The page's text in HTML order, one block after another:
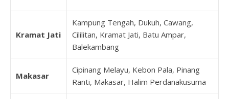
Kramat Jati
Kampung Tengah, Dukuh, Cawang,
Cililitan, Kramat Jati, Batu Ampar,
Balekambang
Makasar
Cipinang Melayu, Kebon Pala, Pinang
Ranti, Makasar, Halim Perdanakusuma